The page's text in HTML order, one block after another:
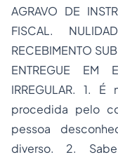
AGRAVO DE
FISCAL.
RECEBIMENTO
ENTREGUE EM
IRREGULAR. 1.
procedida pelo
pessoa
diverso. 2.